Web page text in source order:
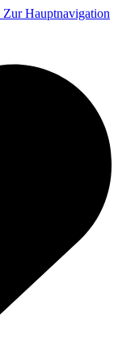
Zur Hauptnavigation